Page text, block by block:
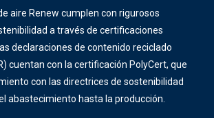
aire Renew cumplen con rigurosos
a través de certificaciones
declaraciones de contenido reciclado
cuentan con la certificación PolyCert, que
con las directrices de sostenibilidad
abastecimiento hasta la producción.